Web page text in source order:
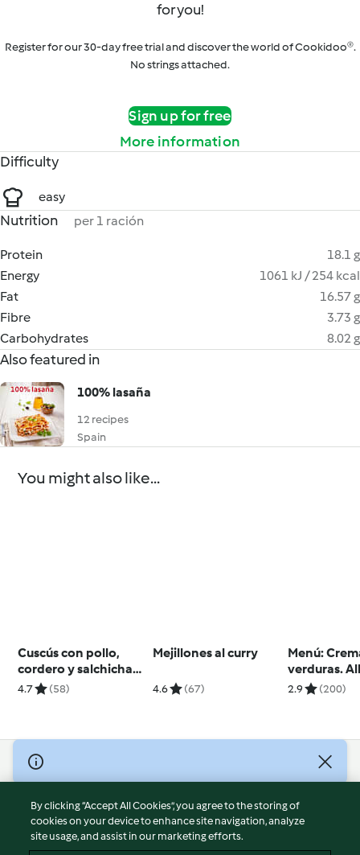
for you!
Register for our 30-day free trial and discover the world of Cookidoo®.
No strings attached.
Sign up for free
More information
Difficulty
easy
Nutrition per 1 ración
Protein
18.1 g
Energy
1061 kJ / 254 kcal
Fat
16.57 g
Fibre
3.73 g
Carbohydrates
8.02 g
Also featured in
100% lasaña
12 recipes
Spain
You might also like...
Cuscús con pollo,
cordero y salchichas
especiadas
4.7 (58)
Mejillones al curry
4.6 (67)
Menú:
verduras.
de lentejas
2.9 (200)
© Copyright 2026
Terms of Service
Privacy Policy
Disclaimer
By clicking “Accept All Cookies”, you agree to the storing of
cookies on your device to enhance site navigation, analyze
site usage, and assist in our marketing efforts.